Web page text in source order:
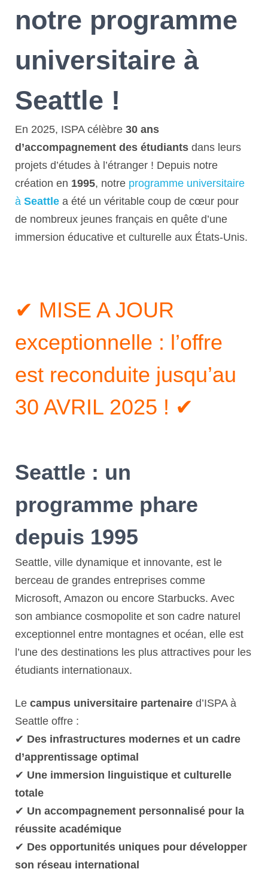
notre programme
universitaire à
Seattle !
En 2025, ISPA célèbre 30 ans
d’accompagnement des étudiants dans leurs
projets d’études à l’étranger ! Depuis notre
création en 1995, notre programme universitaire
à Seattle a été un véritable coup de cœur pour
de nombreux jeunes français en quête d’une
immersion éducative et culturelle aux États-Unis.
✔ MISE A JOUR
exceptionnelle : l’offre
est reconduite jusqu’au
30 AVRIL 2025 ! ✔
Seattle : un
programme phare
depuis 1995
Seattle, ville dynamique et innovante, est le
berceau de grandes entreprises comme
Microsoft, Amazon ou encore Starbucks. Avec
son ambiance cosmopolite et son cadre naturel
exceptionnel entre montagnes et océan, elle est
l’une des destinations les plus attractives pour les
étudiants internationaux.
Le campus universitaire partenaire d’ISPA à
Seattle offre :
✔ Des infrastructures modernes et un cadre
d’apprentissage optimal
✔ Une immersion linguistique et culturelle
totale
✔ Un accompagnement personnalisé pour la
réussite académique
✔ Des opportunités uniques pour développer
son réseau international